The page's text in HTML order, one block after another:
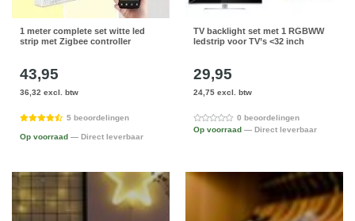
1 meter complete set witte led
strip met Zigbee controller
43,95
36,32 excl. btw
5 beoordelingen
Op voorraad — Direct leverbaar
TV backlight set met 1 RGBWW
ledstrip voor TV’s <32 inch
29,95
24,75 excl. btw
0 beoordelingen
Op voorraad — Direct leverbaar